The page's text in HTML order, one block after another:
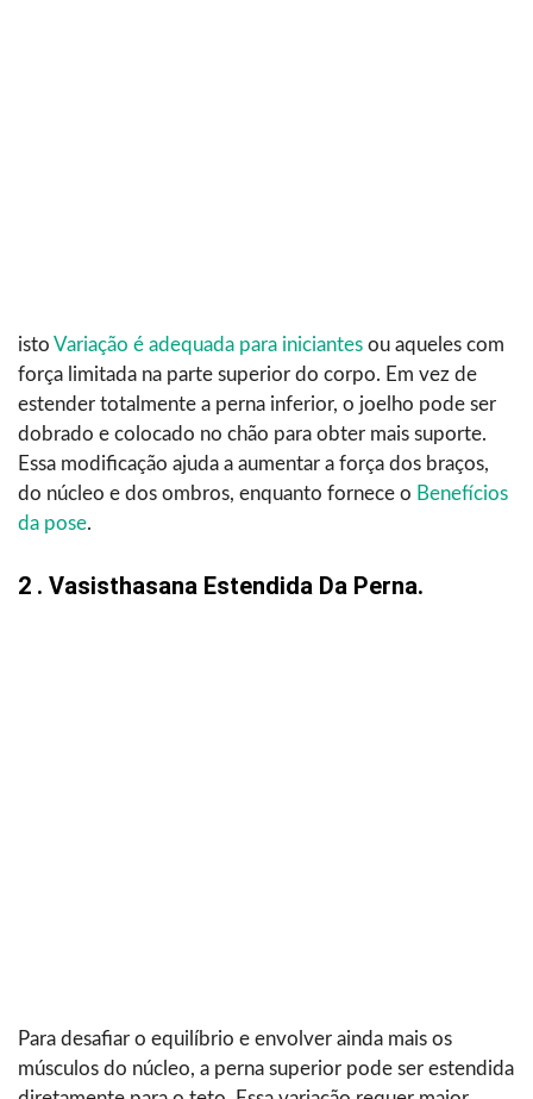
isto Variação é adequada para iniciantes ou aqueles com
força limitada na parte superior do corpo. Em vez de
estender totalmente a perna inferior, o joelho pode ser
dobrado e colocado no chão para obter mais suporte.
Essa modificação ajuda a aumentar a força dos braços,
do núcleo e dos ombros, enquanto fornece o Benefícios
da pose.
2 . Vasisthasana Estendida Da Perna.
Para desafiar o equilíbrio e envolver ainda mais os
músculos do núcleo, a perna superior pode ser estendida